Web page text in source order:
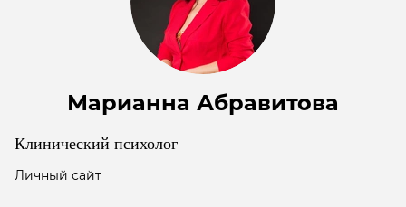
Марианна Абравитова
Клинический психолог
Личный сайт